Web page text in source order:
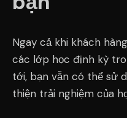
Ngay cả khi khách
các lớp học định kỳ
tới, bạn vẫn có thể sử
thiện trải nghiệm của